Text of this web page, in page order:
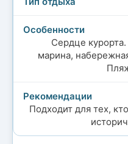
Сердце курорта.
марина,
Подходит для тех,